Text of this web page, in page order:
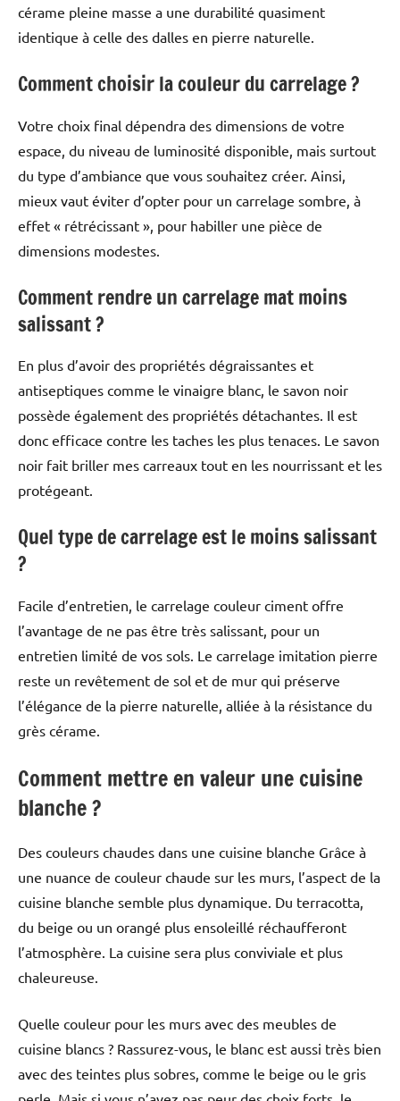
cérame pleine masse a une durabilité quasiment
identique à celle des dalles en pierre naturelle.
Comment choisir la couleur du carrelage ?
Votre choix final dépendra des dimensions de votre
espace, du niveau de luminosité disponible, mais surtout
du type d’ambiance que vous souhaitez créer. Ainsi,
mieux vaut éviter d’opter pour un carrelage sombre, à
effet « rétrécissant », pour habiller une pièce de
dimensions modestes.
Comment rendre un carrelage mat moins
salissant ?
En plus d’avoir des propriétés dégraissantes et
antiseptiques comme le vinaigre blanc, le savon noir
possède également des propriétés détachantes. Il est
donc efficace contre les taches les plus tenaces. Le savon
noir fait briller mes carreaux tout en les nourrissant et les
protégeant.
Quel type de carrelage est le moins salissant
?
Facile d’entretien, le carrelage couleur ciment offre
l’avantage de ne pas être très salissant, pour un
entretien limité de vos sols. Le carrelage imitation pierre
reste un revêtement de sol et de mur qui préserve
l’élégance de la pierre naturelle, alliée à la résistance du
grès cérame.
Comment mettre en valeur une cuisine
blanche ?
Des couleurs chaudes dans une cuisine blanche Grâce à
une nuance de couleur chaude sur les murs, l’aspect de la
cuisine blanche semble plus dynamique. Du terracotta,
du beige ou un orangé plus ensoleillé réchaufferont
l’atmosphère. La cuisine sera plus conviviale et plus
chaleureuse.
Quelle couleur pour les murs avec des meubles de
cuisine blancs ? Rassurez-vous, le blanc est aussi très bien
avec des teintes plus sobres, comme le beige ou le gris